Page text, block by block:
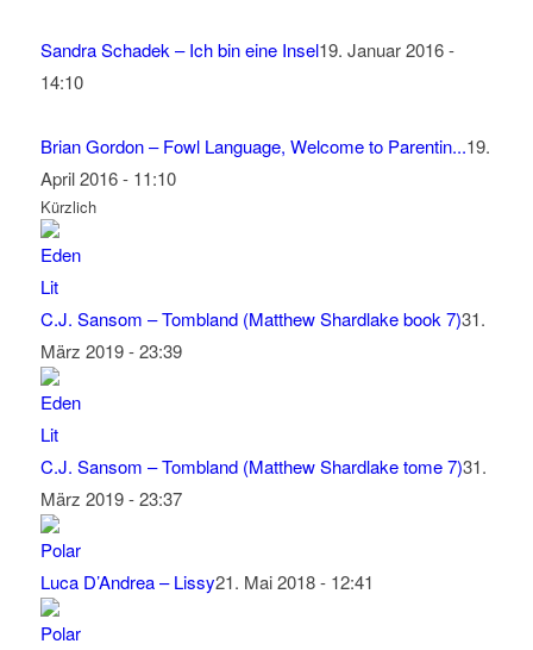
Sandra Schadek – Ich bin eine Insel19. Januar 2016 -
14:10
Brian Gordon – Fowl Language, Welcome to Parentin...19.
April 2016 - 11:10
Kürzlich
C.J. Sansom – Tombland (Matthew Shardlake book 7)31.
März 2019 - 23:39
C.J. Sansom – Tombland (Matthew Shardlake tome 7)31.
März 2019 - 23:37
Luca D’Andrea – Lissy21. Mai 2018 - 12:41